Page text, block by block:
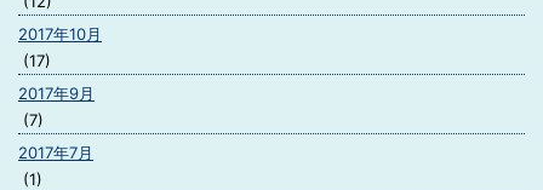
2017年10月
(17)
2017年9月
(7)
2017年7月
(1)